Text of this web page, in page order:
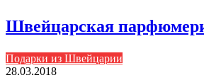
Швейцарская
Подарки из Швейцарии
28.03.2018